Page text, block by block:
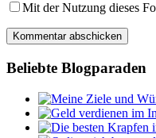
Mit der Nutzung dieses
Beliebte Blogparaden